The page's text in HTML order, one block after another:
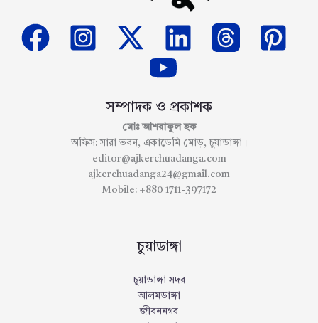
সম্পাদক ও প্রকাশক
মোঃ আশরাফুল হক
অফিস: সারা ভবন, একাডেমি মোড়, চুয়াডাঙ্গা।
editor@ajkerchuadanga.com
ajkerchuadanga24@gmail.com
Mobile: +880 1711-397172
চুয়াডাঙ্গা
চুয়াডাঙ্গা সদর
আলমডাঙ্গা
জীবননগর